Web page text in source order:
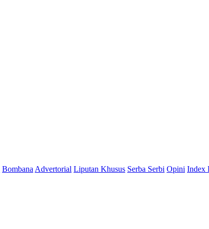
Bombana Advertorial Liputan Khusus Serba Serbi Opini Index